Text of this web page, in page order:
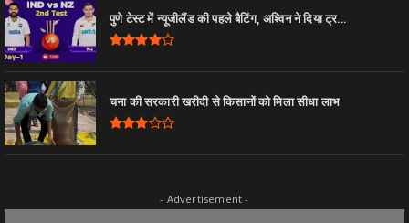
पुणे टेस्ट में न्यूजीलैंड की पहले बैटिंग, अश्विन ने दिया ट्र...
चना की सरकारी खरीदी से किसानों को मिला सीधा लाभ
- Advertisement -